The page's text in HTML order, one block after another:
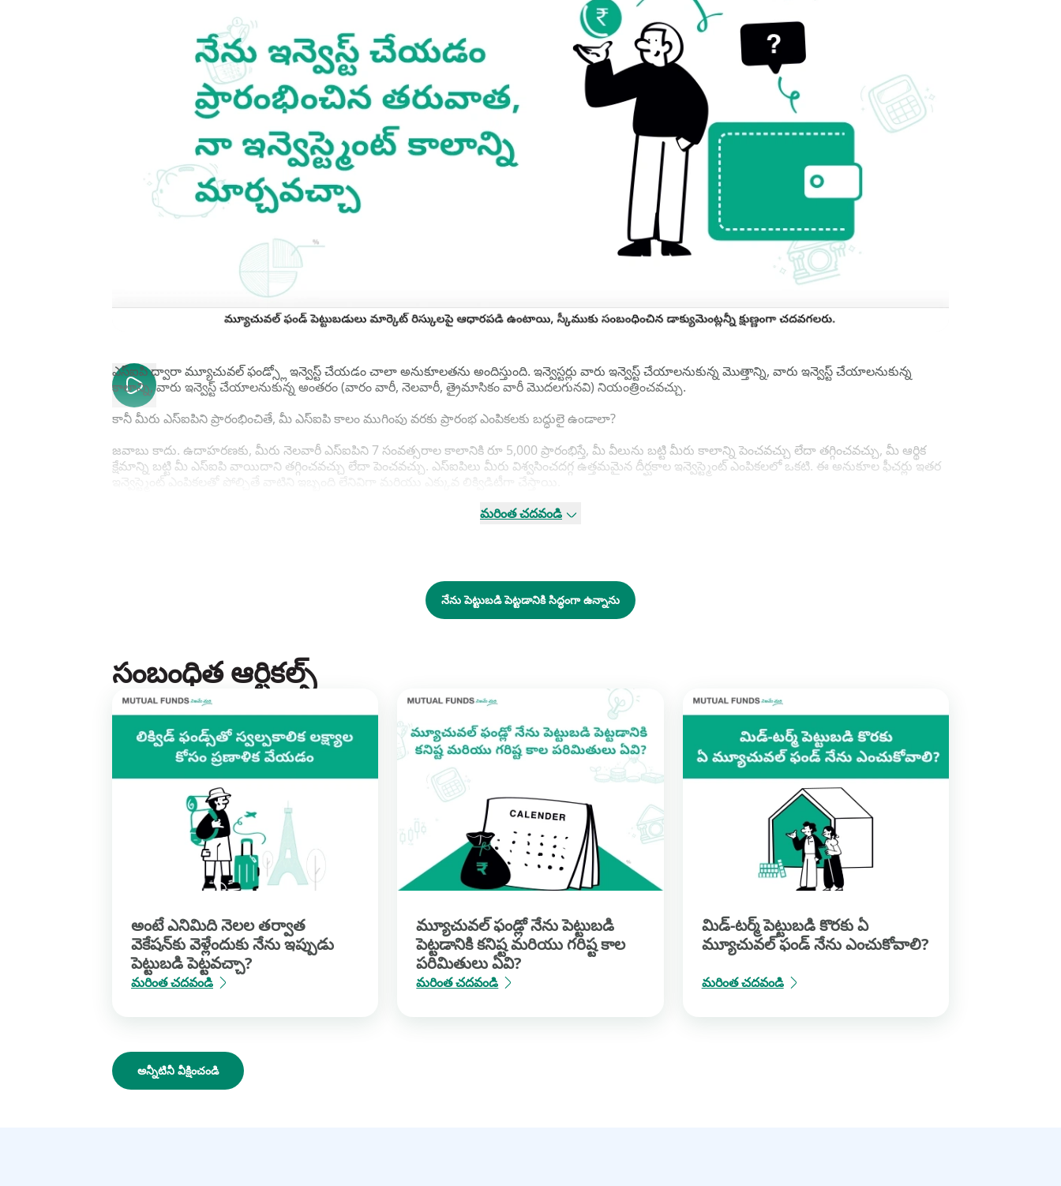
ఎస్ఐపి ద్వారా మ్యూచువల్ ఫండ్స్లో ఇన్వెస్ట్ చేయడం చాలా అనుకూలతను అందిస్తుంది. ఇన్వెస్టర్లు వారు ఇన్వెస్ట్ చేయాలనుకున్న మొత్తాన్ని, వారు ఇన్వెస్ట్ చేయాలనుకున్న
కాలాన్ని, వారు ఇన్వెస్ట్ చేయాలనుకున్న అంతరం (వారం వారీ, నెలవారీ, త్రైమాసికం వారీ మొదలగునవి) నియంత్రించవచ్చు.
కానీ మీరు ఎస్ఐపిని ప్రారంభించితే, మీ ఎస్ఐపి కాలం ముగింపు వరకు ప్రారంభ ఎంపికలకు బద్ధులై ఉండాలా?
జవాబు కాదు. ఉదాహరణకు, మీరు నెలవారీ ఎస్ఐపిని 7 సంవత్సరాల కాలానికి రూ 5,000 ప్రారంభిస్తే, మీ వీలును బట్టి మీరు కాలాన్ని పెంచవచ్చు లేదా తగ్గించవచ్చు, మీ ఆర్థిక
క్షేమాన్ని బట్టి మీ ఎస్ఐపి వాయిదాని తగ్గించవచ్చు లేదా పెంచవచ్చు. ఎస్ఐపిలు మీరు విశ్వసించదగ్గ ఉత్తమమైన దీర్ఘకాల ఇన్వెస్ట్మెంట్ ఎంపికలలో ఒకటి. ఈ అనుకూల ఫీచర్లు ఇతర
ఇన్వెస్ట్మెంట్ ఎంపికలతో పోల్చితే వాటిని ఇబ్బంది లేనివిగా మరియు ఎక్కువ లిక్విడిటీగా చేస్తాయి.
వాస్తవానికి, ఎస్ఐపిలను కాలానుక్రమంగా రెన్యూ చేసి, పొడిగించే ఇబ్బందిని తగ్గించడానికి, మీరు నిరంతంర ఎస్ఐపిని కూడా ఎంపిక చేసుకోవచ్చు మరియు మీ ఆర్థిక లక్ష్యాలను
మరింత చదవండి
నేను పెట్టుబడి పెట్టడానికి సిద్ధంగా ఉన్నాను
సంబంధిత ఆర్టికల్స్
అంటే ఎనిమిది నెలల తర్వాత
వెకేషన్‌కు వెళ్లేందుకు నేను ఇప్పుడు
పెట్టుబడి పెట్టవచ్చా?
మరింత చదవండి
మ్యూచువల్ ఫండ్లో నేను పెట్టుబడి
పెట్టడానికి కనిష్ట మరియు గరిష్ట కాల
పరిమితులు ఏవి?
మరింత చదవండి
మిడ్-టర్మ్ పెట్టుబడి కొరకు ఏ
మ్యూచువల్ ఫండ్ నేను ఎంచుకోవాలి?
మరింత చదవండి
అన్నీటినీ వీక్షించండి